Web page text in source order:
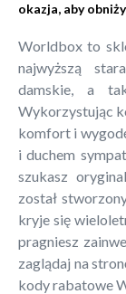
okazja, aby
Worldbox to
najwyższą
damskie, a
Wykorzystując
komfort i
i duchem
szukasz
został
kryje się
pragniesz
zaglądaj na
kody rabatowe